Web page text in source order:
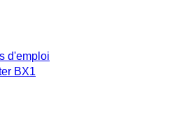
d'emploi
BX1